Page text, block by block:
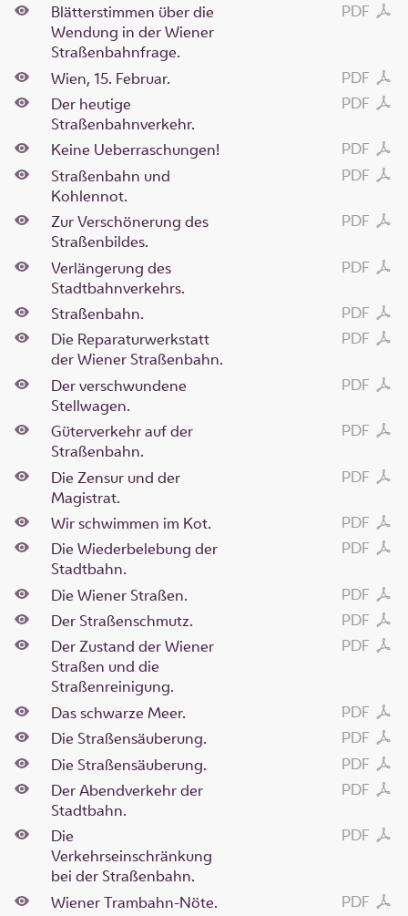
PDF
Blätterstimmen über die
Wendung in der Wiener
Straßenbahnfrage.
PDF
Wien, 15. Februar.
PDF
Der heutige
Straßenbahnverkehr.
PDF
Keine Ueberraschungen!
PDF
Straßenbahn und
Kohlennot.
PDF
Zur Verschönerung des
Straßenbildes.
PDF
Verlängerung des
Stadtbahnverkehrs.
PDF
Straßenbahn.
PDF
Die Reparaturwerkstatt
der Wiener Straßenbahn.
PDF
Der verschwundene
Stellwagen.
PDF
Güterverkehr auf der
Straßenbahn.
PDF
Die Zensur und der
Magistrat.
PDF
Wir schwimmen im Kot.
PDF
Die Wiederbelebung der
Stadtbahn.
PDF
Die Wiener Straßen.
PDF
Der Straßenschmutz.
PDF
Der Zustand der Wiener
Straßen und die
Straßenreinigung.
PDF
Das schwarze Meer.
PDF
Die Straßensäuberung.
PDF
Die Straßensäuberung.
PDF
Der Abendverkehr der
Stadtbahn.
PDF
Die
Verkehrseinschränkung
bei der Straßenbahn.
PDF
Wiener Trambahn-Nöte.